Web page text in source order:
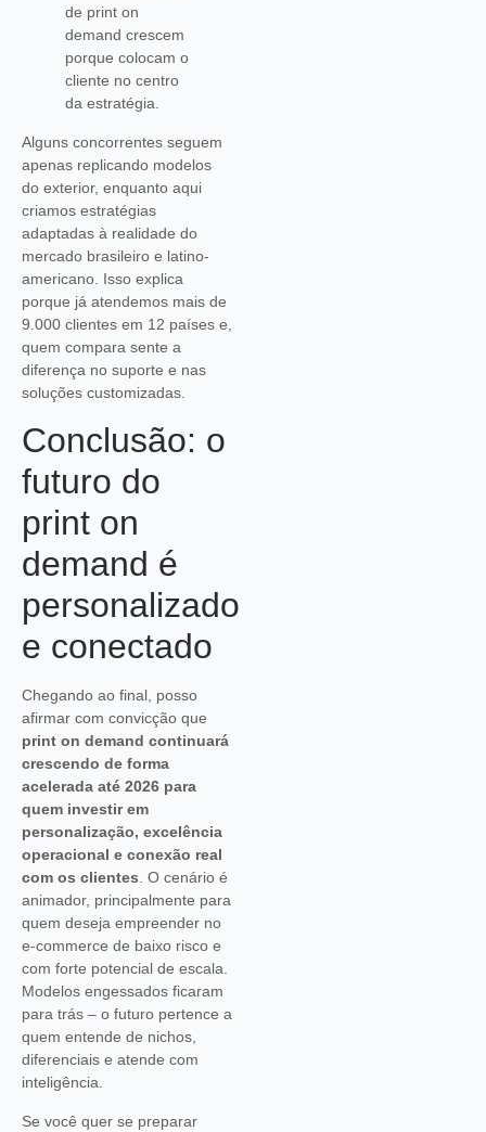
de print on
demand crescem
porque colocam o
cliente no centro
da estratégia.
Alguns concorrentes seguem
apenas replicando modelos
do exterior, enquanto aqui
criamos estratégias
adaptadas à realidade do
mercado brasileiro e latino-
americano. Isso explica
porque já atendemos mais de
9.000 clientes em 12 países e,
quem compara sente a
diferença no suporte e nas
soluções customizadas.
Conclusão: o
futuro do
print on
demand é
personalizado
e conectado
Chegando ao final, posso
afirmar com convicção que
print on demand continuará
crescendo de forma
acelerada até 2026 para
quem investir em
personalização, excelência
operacional e conexão real
com os clientes. O cenário é
animador, principalmente para
quem deseja empreender no
e-commerce de baixo risco e
com forte potencial de escala.
Modelos engessados ficaram
para trás – o futuro pertence a
quem entende de nichos,
diferenciais e atende com
inteligência.
Se você quer se preparar